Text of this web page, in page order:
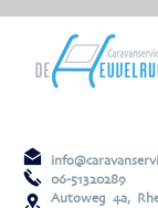
06-51320289
Autoweg 4a,